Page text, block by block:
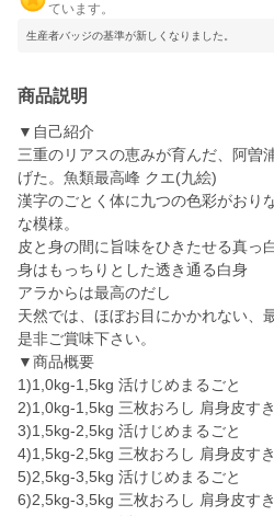
ています。
生産者バッジの基準が新しくなりました。
商品説明
▼自己紹介
三重のリアスの恵みが育んだ、阿曽
げた。魚類最高峰 クエ(九絵)
漢字のごとく体に九つの色彩がおり
な模様。
皮と身の間に旨味をひきたせる真っ
身はもっちりとした透き通る白身
アラからは最高のだし
天然では、ほぼお目にかかれない、
是非ご賞味下さい。
▼商品概要
1)1,0kg-1,5kg 活けじめまるごと
2)1,0kg-1,5kg 三枚おろし 肩身皮す
3)1,5kg-2,5kg 活けじめまるごと
4)1,5kg-2,5kg 三枚おろし 肩身皮す
5)2,5kg-3,5kg 活けじめまるごと
6)2,5kg-3,5kg 三枚おろし 肩身皮す